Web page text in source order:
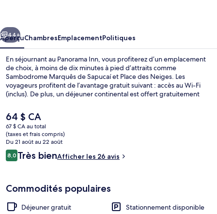
Suivant
44+
AperçuChambresEmplacementPolitiques
En séjournant au Panorama Inn, vous profiterez d’un emplacement
de choix, à moins de dix minutes à pied d’attraits comme
Sambodrome Marquês de Sapucaí et Place des Neiges. Les
voyageurs profitent de l’avantage gratuit suivant : accès au Wi-Fi
(inclus). De plus, un déjeuner continental est offert gratuitement
États-Unis à Rio de Janeiro et Bonde de Santa Teresa se trouvent à
seulement 5 minutes en voiture.
Le
prix
actuel
est
de 64 $ CA
64 $ CA
67 $ CA au total
(taxes et frais compris)
Du 21 août au 22 août
Avis
8,08,0 sur 10 –
Très bienAfficher les 26 avis
Commodités populaires
Déjeuner gratuit
Stationnement disponible